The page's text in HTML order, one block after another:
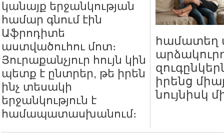
կանայք երջանկության
համար գնում էին
Աֆրոդիտե
աստվածուհու մոտ։
Յուրաքանչյուր հույն կին
պետք է ընտրեր, թե իրեն
ինչ տեսակի
երջանկություն է
համապատասխանում։
համատեղ
իրենց
նույնիսկ